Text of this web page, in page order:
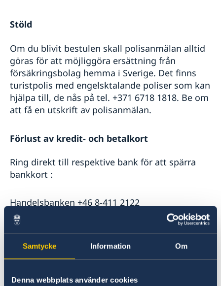
Samtycke Information Om
Denna webbplats använder cookies
Lokala lagar och sedvänjor
Trafiksäkerhet
Resa i landet
Stöld
Om du blivit bestulen skall polisanmälan alltid
göras för att möjliggöra ersättning från
försäkringsbolag hemma i Sverige. Det finns
turistpolis med engelsktalande poliser som kan
hjälpa till, de nås på tel. +371 6718 1818. Be om
att få en utskrift av polisanmälan.
Förlust av kredit- och betalkort
Ring direkt till respektive bank för att spärra
bankkort :
Handelsbanken +46 8-411 2122
SEB +46 8-14 72 00
Nordea +46 8-402 57 10